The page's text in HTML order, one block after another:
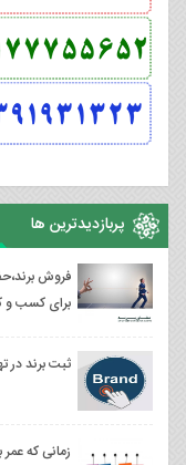
پربازدیدترین ها
فروش
برای کسب و
ثبت برند در
زمانی که